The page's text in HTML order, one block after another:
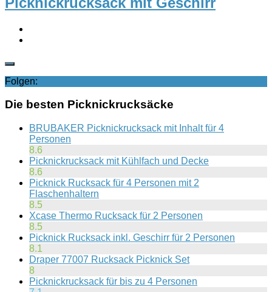
Folgen:
Die besten Picknickrucksäcke
BRUBAKER Picknickrucksack mit Inhalt für 4
Personen
8.6
Picknickrucksack mit Kühlfach und Decke
8.6
Picknick Rucksack für 4 Personen mit 2
Flaschenhaltern
8.5
Xcase Thermo Rucksack für 2 Personen
8.5
Picknick Rucksack inkl. Geschirr für 2 Personen
8.1
Draper 77007 Rucksack Picknick Set
8
Picknickrucksack für bis zu 4 Personen